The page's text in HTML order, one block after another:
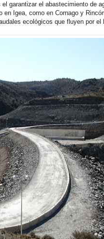
garantizar el abastecimiento de
Igea, como en Cornago y
ecológicos que fluyen por el